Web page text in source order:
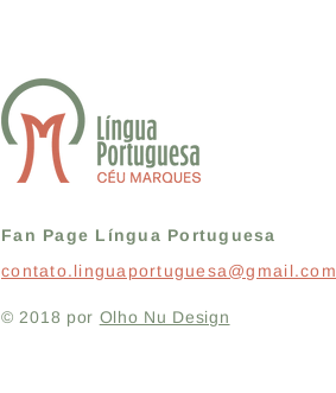
Fan Page Língua Portuguesa
contato.linguaportuguesa@gmail.com
© 2018 por Olho Nu Design